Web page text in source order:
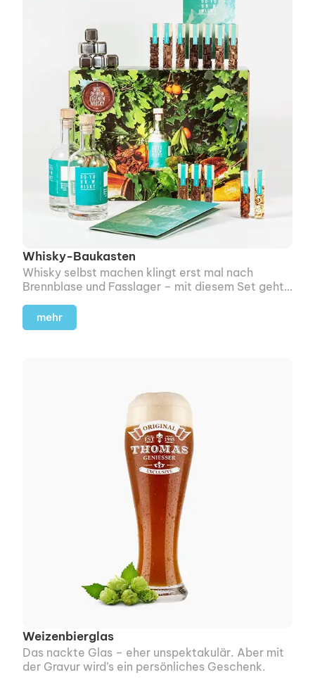
Whisky-Baukasten
Whisky selbst machen klingt erst mal nach
Brennblase und Fasslager – mit diesem Set geht's
mehr
Weizenbierglas
Das nackte Glas – eher unspek­takulär. Aber mit
der Gravur wird’s ein persönliches Geschenk.